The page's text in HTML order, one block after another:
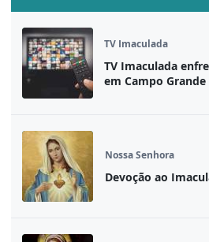
TV Imaculada
TV Imaculada
em Campo Grande
Nossa Senhora
Devoção ao